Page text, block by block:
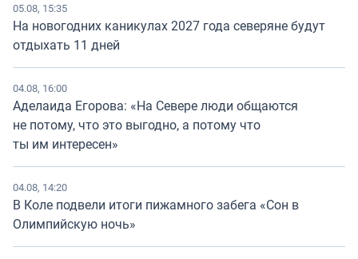
05.08, 15:35
На новогодних каникулах 2027 года северяне будут
отдыхать 11 дней
04.08, 16:00
Аделаида Егорова: «На Севере люди общаются
не потому, что это выгодно, а потому что
ты им интересен»
04.08, 14:20
В Коле подвели итоги пижамного забега «Сон в
Олимпийскую ночь»